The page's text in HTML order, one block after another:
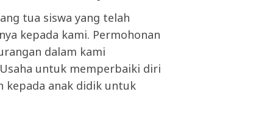
tua siswa yang telah
kepada kami. Permohonan
dalam kami
untuk memperbaiki diri
kepada anak didik untuk